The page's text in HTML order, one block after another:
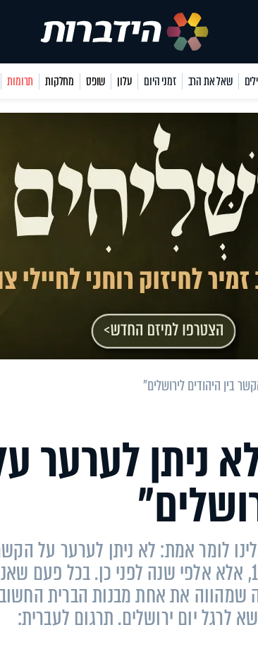
שאל את הרב זמני היום עלון שופס מחלקות תרומות
בין היהודים לירושלים"
ניתן לערער
לומר אמת: לא ניתן לערער על
בין העם היהודי לירושלים. הקשר לא התחיל ב-1967, אלא אלפי שנה לפני כן. בכל פעם
שמהווה את אחת מבנות הברית
יום ירושלים. תרגום לעברית: